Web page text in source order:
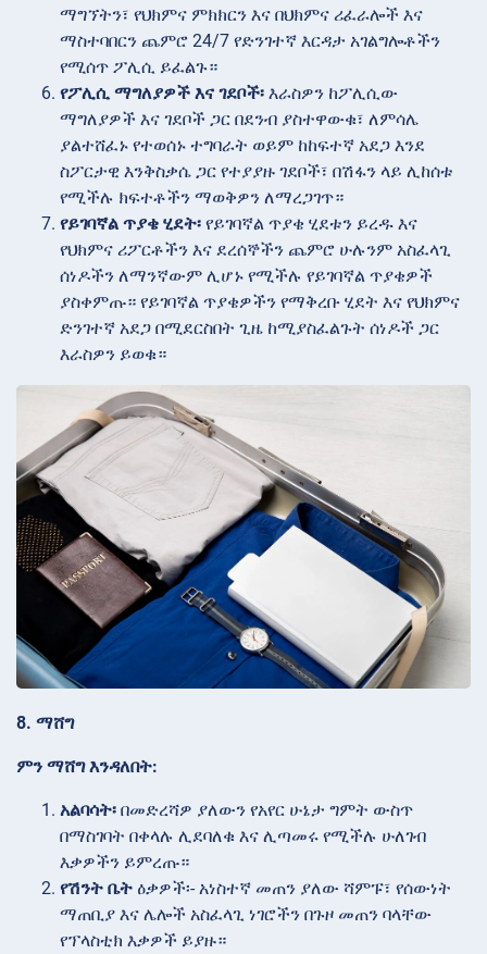
ማግኘትን፣ የህክምና ምክክርን እና በህክምና ሪፈራሎች እና
ማስተባበርን ጨምሮ 24/7 የድንገተኛ እርዳታ አገልግሎቶችን
የሚሰጥ ፖሊሲ ይፈልጉ።
የፖሊሲ ማግለያዎች እና ገደቦች፡ እራስዎን ከፖሊሲው
ማግለያዎች እና ገደቦች ጋር በደንብ ያስተዋውቁ፣ ለምሳሌ
ያልተሸፈኑ የተወሰኑ ተግባራት ወይም ከከፍተኛ አደጋ እንደ
ስፖርታዊ እንቅስቃሴ ጋር የተያያዙ ገደቦች፣ በሽፋን ላይ ሊከሰቱ
የሚችሉ ክፍተቶችን ማወቅዎን ለማረጋገጥ።
የይገባኛል ጥያቄ ሂደት፡ የይገባኛል ጥያቄ ሂደቱን ይረዱ እና
የህክምና ሪፖርቶችን እና ደረሰኞችን ጨምሮ ሁሉንም አስፈላጊ
ሰነዶችን ለማንኛውም ሊሆኑ የሚችሉ የይገባኛል ጥያቄዎች
ያስቀምጡ። የይገባኛል ጥያቄዎችን የማቅረቡ ሂደት እና የህክምና
ድንገተኛ አደጋ በሚደርስበት ጊዜ ከሚያስፈልጉት ሰነዶች ጋር
እራስዎን ይወቁ።
8. ማሸግ
ምን ማሸግ እንዳለበት:
አልባሳት፡ በመድረሻዎ ያለውን የአየር ሁኔታ ግምት ውስጥ
በማስገባት በቀላሉ ሊደባለቁ እና ሊጣመሩ የሚችሉ ሁለገብ
እቃዎችን ይምረጡ።
የሽንት ቤት ዕቃዎች፡- አነስተኛ መጠን ያለው ሻምፑ፣ የሰውነት
ማጠቢያ እና ሌሎች አስፈላጊ ነገሮችን በጉዞ መጠን ባላቸው
የፕላስቲክ እቃዎች ይያዙ።